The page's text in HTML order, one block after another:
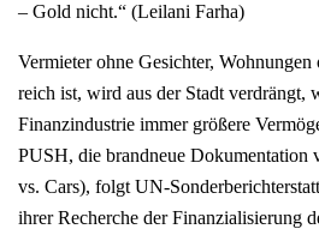
– Gold nicht.“ (Leilani Farha)
Vermieter ohne Gesichter,
reich ist, wird aus der Stadt verdrängt,
Finanzindustrie immer größere
PUSH, die brandneue Dokumentation
vs. Cars), folgt UN-
ihrer Recherche der Finanzialisierung